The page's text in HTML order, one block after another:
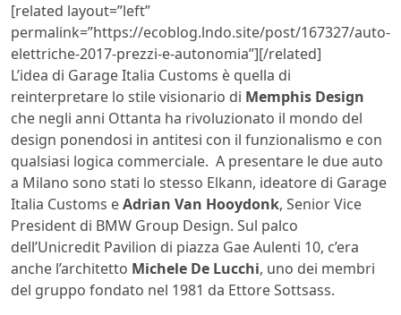
[related layout=”left”
permalink=”https://ecoblog.lndo.site/post/167327/auto-
elettriche-2017-prezzi-e-autonomia”][/related]
L’idea di Garage Italia Customs è quella di
reinterpretare lo stile visionario di Memphis Design
che negli anni Ottanta ha rivoluzionato il mondo del
design ponendosi in antitesi con il funzionalismo e con
qualsiasi logica commerciale. A presentare le due auto
a Milano sono stati lo stesso Elkann, ideatore di Garage
Italia Customs eAdrian Van Hooydonk, Senior Vice
President di BMW Group Design. Sul palco
dell’Unicredit Pavilion di piazza Gae Aulenti 10, c’era
anche l’architetto Michele De Lucchi, uno dei membri
del gruppo fondato nel 1981 da Ettore Sottsass.